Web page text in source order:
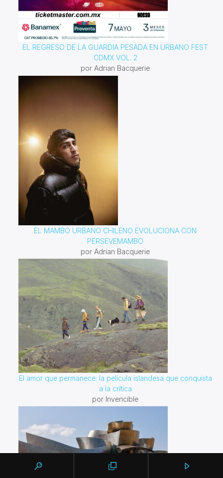
EL REGRESO DE LA GUARDIA PESADA EN URBANO FEST
CDMX VOL. 2
por Adrian Bacquerie
EL MAMBO URBANO CHILENO EVOLUCIONA CON
PERSEVEMAMBO
por Adrian Bacquerie
El amor que permanece: la película islandesa que conquista
a la crítica
por Invencible